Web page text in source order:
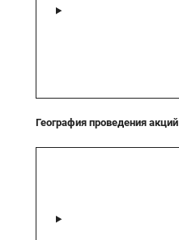
География проведения акций